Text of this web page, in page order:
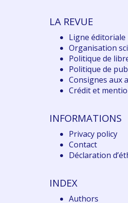
LA REVUE
Ligne éditoriale
Organisation
Politique de
Politique de
Consignes aux
Crédit et
INFORMATIONS
Privacy policy
Contact
Déclaration d
INDEX
Authors